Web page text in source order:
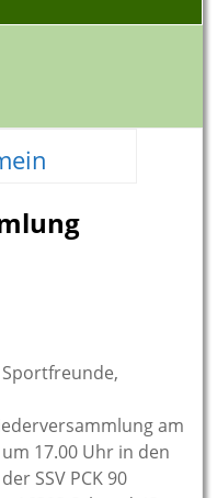
am
17.00 Uhr in den
SSV PCK 90